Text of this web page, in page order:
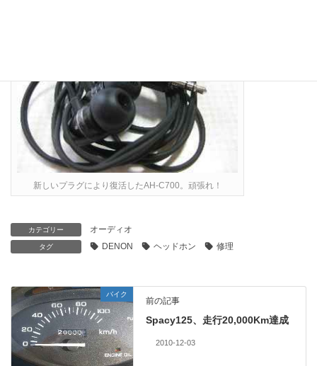
新しいプラグにより復活したAH-C700。頑張れ！
カテゴリー オーディオ
タグ DENON ヘッドホン 修理
バイク
前の記事
Spacy125、走行20,000Km達成
2010-12-03